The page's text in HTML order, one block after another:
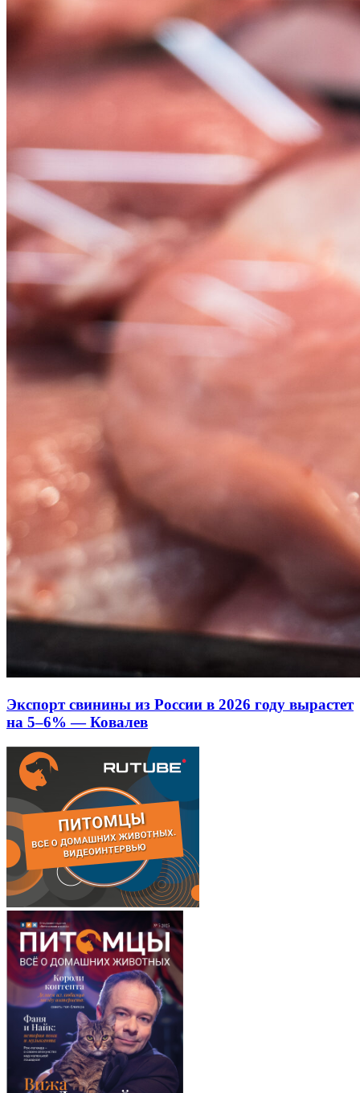
Экспорт свинины из России в 2026 году вырастет
на 5–6% — Ковалев